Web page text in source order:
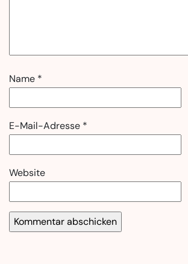
Name *
E-Mail-Adresse *
Website